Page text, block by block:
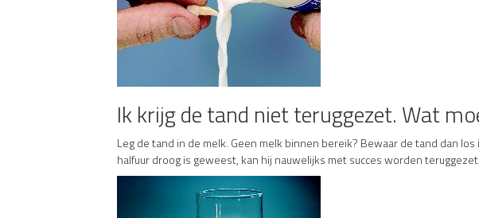
Ik krijg de tand niet teruggezet. Wat
Leg de tand in de melk. Geen melk binnen bereik? Bewaar de tand dan
halfuur droog is geweest, kan hij nauwelijks met succes worden